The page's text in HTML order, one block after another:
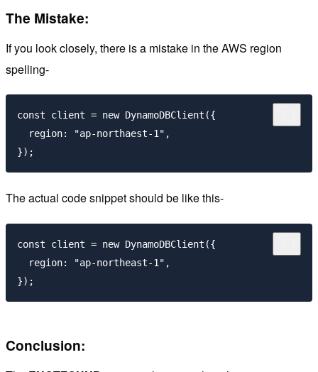
The Mistake:
If you look closely, there is a mistake in the AWS region
spelling-
const client = new DynamoDBClient({
  region: "ap-northaest-1",
});
The actual code snippet should be like this-
const client = new DynamoDBClient({
  region: "ap-northeast-1",
});
Conclusion: